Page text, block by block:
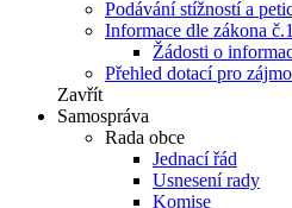
Podávání stížností a
Informace dle zákona
Žádosti o
Přehled dotací pro
Zavřít
Samospráva
Rada obce
Jednací řád
Usnesení rady
Komise